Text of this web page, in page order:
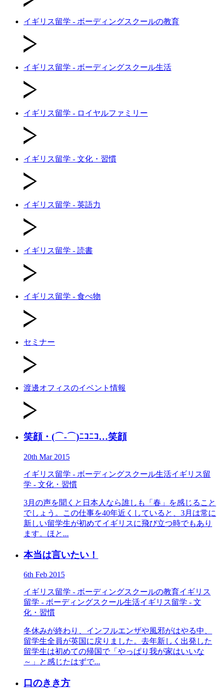
イギリス留学 - ボーディングスクールの教育
イギリス留学 - ボーディングスクール生活
イギリス留学 - ロイヤルファミリー
イギリス留学 - 文化・習慣
イギリス留学 - 英語力
イギリス留学 - 読書
イギリス留学 - 食べ物
セミナー
渡邊オフィスのイベント情報
笑顔・(⌒-⌒)ﾆｺﾆｺ…笑顔
20th Mar 2015
イギリス留学 - ボーディングスクール生活イギリス留
学 - 文化・習慣
3月の声を聞くと日本人なら誰しも「春」を感じること
でしょう。この仕事を40年近くしていると、3月は常に
新しい留学生が初めてイギリスに飛び立つ時でもあり
ます。ほと...
本当は言いたい！
6th Feb 2015
イギリス留学 - ボーディングスクールの教育イギリス
留学 - ボーディングスクール生活イギリス留学 - 文
化・習慣
冬休みが終わり、インフルエンザや風邪がはやる中、
留学生全員が英国に戻りました。去年新しく出発した
留学生は初めての帰国で「やっぱり我が家はいいな
～」と感じたはずで...
口のきき方